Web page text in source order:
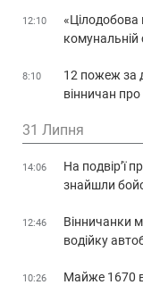
12:10
«Цілодобова
комунальній
8:10
12 пожеж за
вінничан
31 Липня
14:06
На подвір’ї
знайшли
12:46
Вінничанки
водійку
10:26
Майже 1670